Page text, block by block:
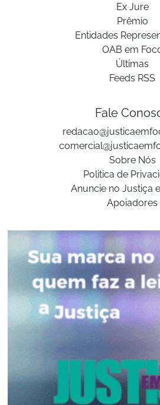
Ex Jure
Prêmio
Entidades
OAB em
Últimas
Feeds RSS
Fale
Sobre Nós
Politica de
Anuncie no Justiça
Apoiadores